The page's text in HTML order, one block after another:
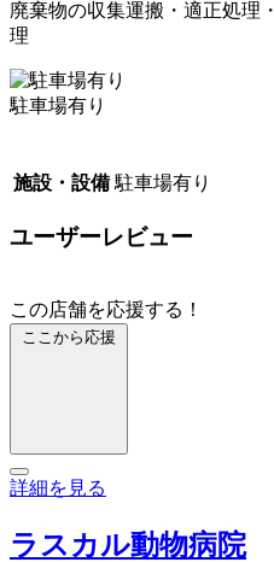
廃棄物の収集運搬・適正処理
理
駐車場有り
施設・設備 駐車場有り
ユーザーレビュー
この店舗を応援する！
ここから応援
詳細を見る
ラスカル動物病院